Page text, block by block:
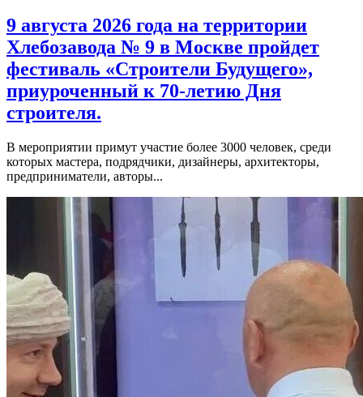
9 августа 2026 года на территории
Хлебозавода № 9 в Москве пройдет
фестиваль «Строители Будущего»,
приуроченный к 70-летию Дня
строителя.
В мероприятии примут участие более 3000 человек, среди
которых мастера, подрядчики, дизайнеры, архитекторы,
предприниматели, авторы...